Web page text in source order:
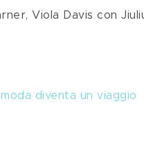
Viola Davis con
diventa un viaggio